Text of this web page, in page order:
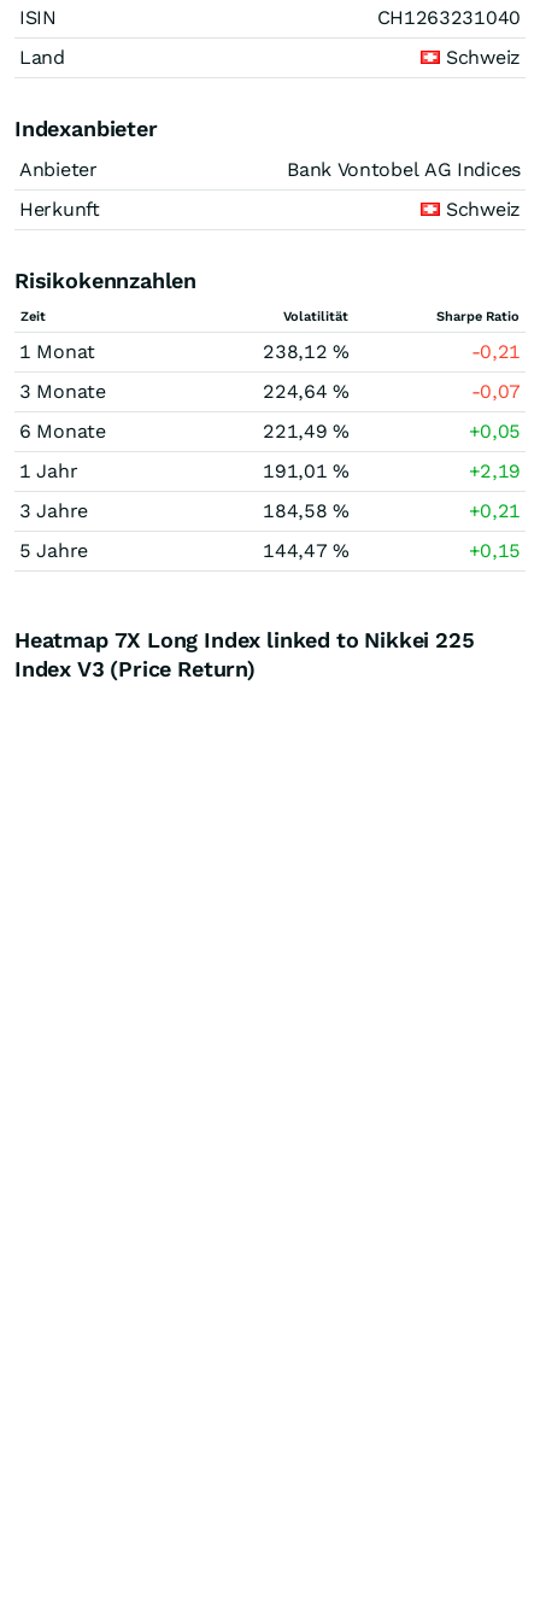
ISIN
CH1263231040
Land
Schweiz
Indexanbieter
Anbieter
Bank Vontobel AG Indices
Herkunft
Schweiz
Risikokennzahlen
Zeit Volatilität Sharpe Ratio
1 Monat 238,12 %
-0,21
3 Monate
224,64 %
-0,07
6 Monate
221,49 %
+0,05
1 Jahr
191,01 %
+2,19
3 Jahre
184,58 %
+0,21
5 Jahre
144,47 % +0,15
Heatmap 7X Long Index linked to Nikkei 225
Index V3 (Price Return)